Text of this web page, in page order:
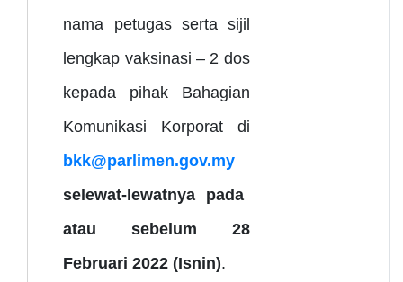
nama petugas serta sijil
lengkap vaksinasi – 2 dos
kepada pihak Bahagian
Komunikasi Korporat di
bkk@parlimen.gov.my
selewat-lewatnya pada
atau sebelum 28
Februari 2022 (Isnin).